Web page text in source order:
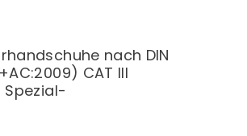
nach DIN
CAT III
Spezial-